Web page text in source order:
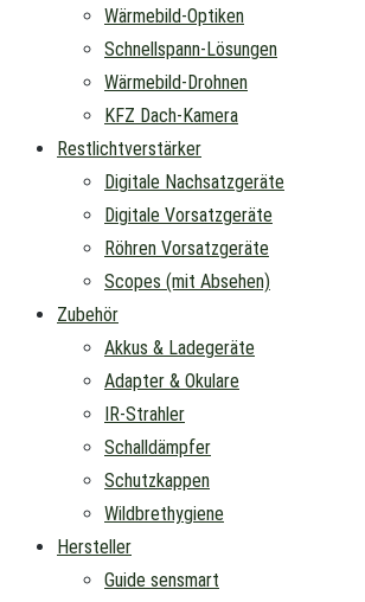
Wärmebild-Optiken
Schnellspann-Lösungen
Wärmebild-Drohnen
KFZ Dach-Kamera
Restlichtverstärker
Digitale Nachsatzgeräte
Digitale Vorsatzgeräte
Röhren Vorsatzgeräte
Scopes (mit Absehen)
Zubehör
Akkus & Ladegeräte
Adapter & Okulare
IR-Strahler
Schalldämpfer
Schutzkappen
Wildbrethygiene
Hersteller
Guide sensmart